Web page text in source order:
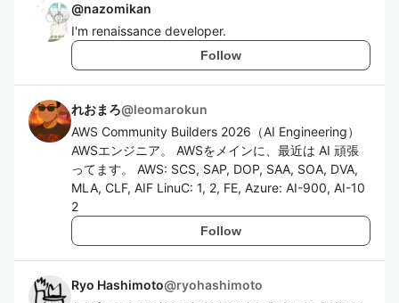
@nazomikan
I'm renaissance developer.
Follow
れおまろ@leomarokun
AWS Community Builders 2026（AI Engineering）
AWSエンジニア。 AWSをメインに、最近は AI 頑張
ってます。 AWS: SCS, SAP, DOP, SAA, SOA, DVA,
MLA, CLF, AIF LinuC: 1, 2, FE, Azure: AI-900, AI-10
2
Follow
Ryo Hashimoto@ryohashimoto